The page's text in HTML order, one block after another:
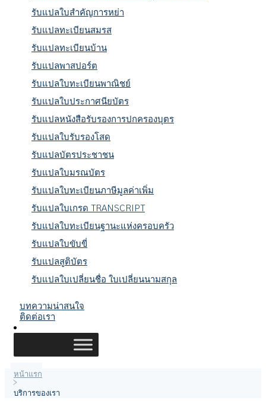
รับแปลใบสำคัญการหย่า
รับแปลทะเบียนสมรส
รับแปลทะเบียนบ้าน
รับแปลพาสปอร์ต
รับแปลใบทะเบียนพาณิชย์
รับแปลใบประกาศนียบัตร
รับแปลหนังสือรับรองการปกครองบุตร
รับแปลใบรับรองโสด
รับแปลบัตรประชาชน
รับแปลใบมรณบัตร
รับแปลใบทะเบียนภาษีมูลค่าเพิ่ม
รับแปลใบเกรด TRANSCRIPT
รับแปลใบทะเบียนฐานะแห่งครอบครัว
รับแปลใบขับขี่
รับแปลสูติบัตร
รับแปลใบเปลี่ยนชื่อ ใบเปลี่ยนนามสกุล
บทความน่าสนใจ
ติดต่อเรา
หน้าแรก
>
บริการของเรา